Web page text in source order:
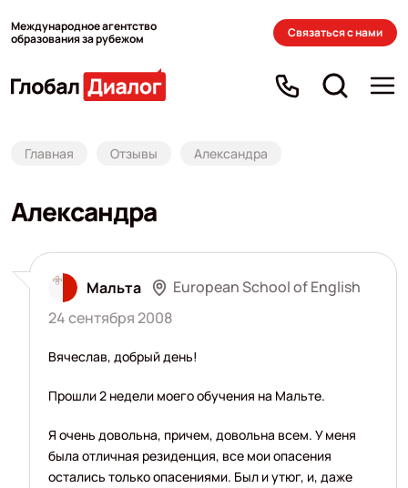
Международное агентство
образования за рубежом
Связаться с нами
Главная Отзывы Александра
Александра
Мальта
European School of English
24 сентября 2008
Вячеслав, добрый день!
Прошли 2 недели моего обучения на Мальте.
Я очень довольна, причем, довольна всем. У меня
была отличная резиденция, все мои опасения
остались только опасениями. Был и утюг, и, даже